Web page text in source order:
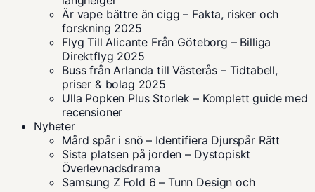
Är vape bättre än cigg – Fakta, risker och
forskning 2025
Flyg Till Alicante Från Göteborg – Billiga
Direktflyg 2025
Buss från Arlanda till Västerås – Tidtabell,
priser & bolag 2025
Ulla Popken Plus Storlek – Komplett guide med
recensioner
Nyheter
Mård spår i snö – Identifiera Djurspår Rätt
Sista platsen på jorden – Dystopiskt
Överlevnadsdrama
Samsung Z Fold 6 – Tunn Design och